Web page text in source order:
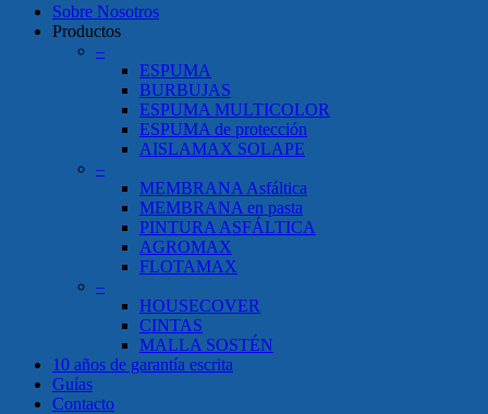
search
Menu
Sobre Nosotros
Productos
–
ESPUMA
BURBUJAS
ESPUMA MULTICOLOR
ESPUMA de protección
AISLAMAX SOLAPE
–
MEMBRANA Asfáltica
MEMBRANA en pasta
PINTURA ASFÁLTICA
AGROMAX
FLOTAMAX
–
HOUSECOVER
CINTAS
MALLA SOSTÉN
10 años de garantía escrita
Guías
Contacto